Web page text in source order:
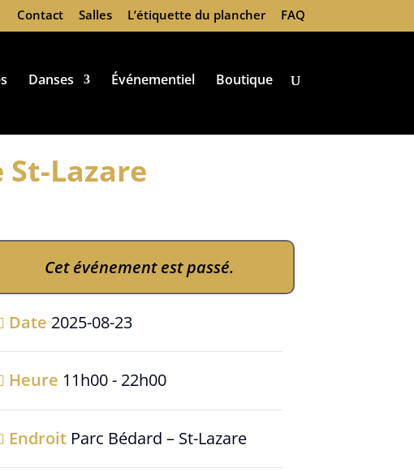
Contact Salles L’étiquette du plancher FAQ
Danses Événementiel Boutique
Lazare
Cet événement est passé.
Date 2025-08-23
Heure 11h00 - 22h00
Endroit Parc Bédard – St-Lazare